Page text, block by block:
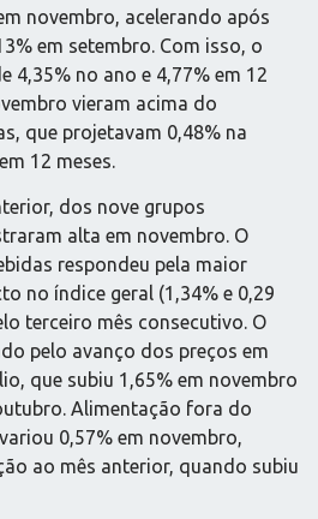
novembro, acelerando após
em setembro. Com isso, o
4,35% no ano e 4,77% em 12
vieram acima do
que projetavam 0,48% na
12 meses.
dos nove grupos
alta em novembro. O
respondeu pela maior
no índice geral (1,34% e 0,29
terceiro mês consecutivo. O
pelo avanço dos preços em
que subiu 1,65% em novembro
Alimentação fora do
0,57% em novembro,
ao mês anterior, quando subiu